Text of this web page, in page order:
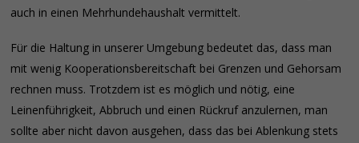
auch in einen Mehrhundehaushalt vermittelt.
Für die Haltung in unserer Umgebung bedeutet das, dass man
mit wenig Kooperationsbereitschaft bei Grenzen und Gehorsam
rechnen muss. Trotzdem ist es möglich und nötig, eine
Leinenführigkeit, Abbruch und einen Rückruf anzulernen, man
sollte aber nicht davon ausgehen, dass das bei Ablenkung stets